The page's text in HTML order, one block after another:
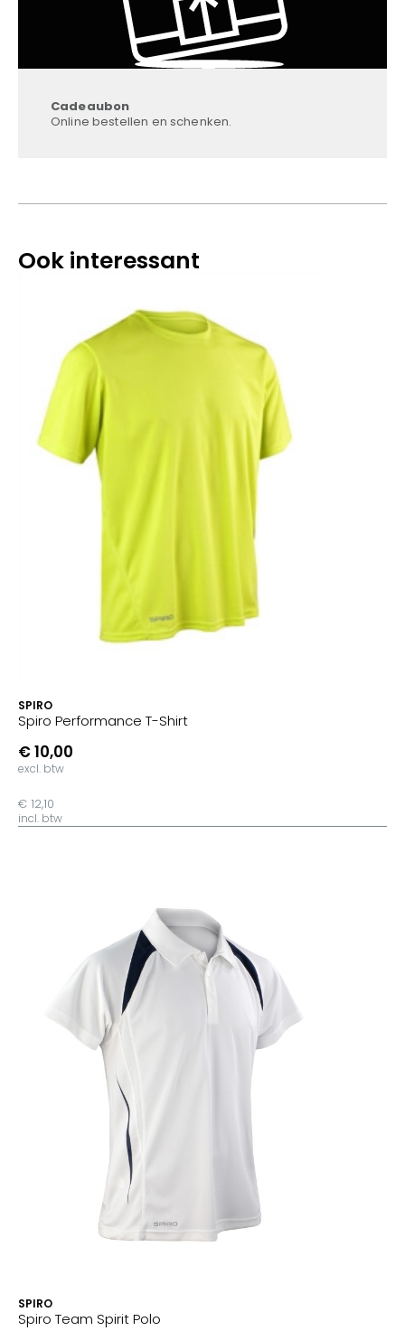
Cadeaubon
Online bestellen en schenken.
Ook interessant
SPIRO
Spiro Performance T-Shirt
€ 10,00
excl. btw
€ 12,10
incl. btw
SPIRO
Spiro Team Spirit Polo